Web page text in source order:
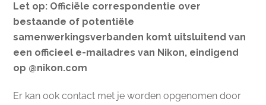
Let op: Officiële correspondentie over
bestaande of potentiële
samenwerkingsverbanden komt uitsluitend van
een officieel e-mailadres van Nikon, eindigend
op @nikon.com
Er kan ook contact met je worden opgenomen door